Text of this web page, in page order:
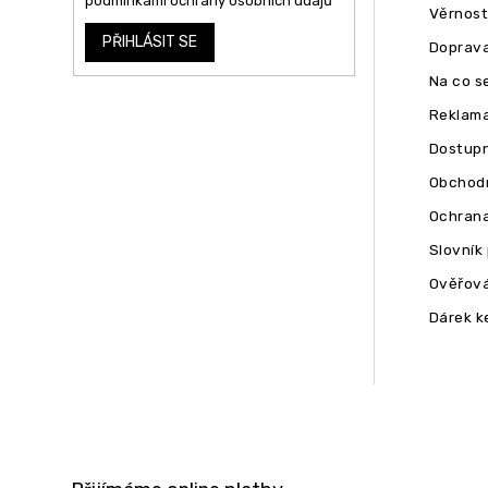
PŘIHLÁSIT SE
Na co
Slovník
Dárek